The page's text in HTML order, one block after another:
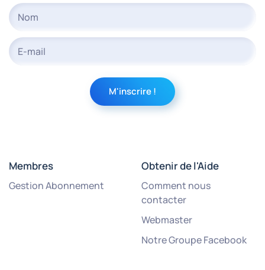
Membres
Gestion Abonnement
Obtenir de l'Aide
Comment nous
contacter
Webmaster
Notre Groupe Facebook